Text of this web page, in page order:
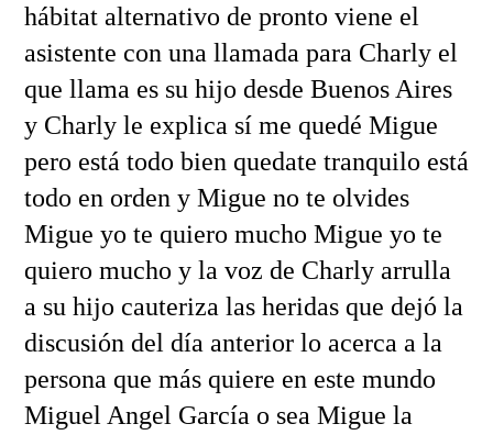
hábitat alternativo de pronto viene el
asistente con una llamada para Charly el
que llama es su hijo desde Buenos Aires
y Charly le explica sí me quedé Migue
pero está todo bien quedate tranquilo está
todo en orden y Migue no te olvides
Migue yo te quiero mucho Migue yo te
quiero mucho y la voz de Charly arrulla
a su hijo cauteriza las heridas que dejó la
discusión del día anterior lo acerca a la
persona que más quiere en este mundo
Miguel Angel García o sea Migue la